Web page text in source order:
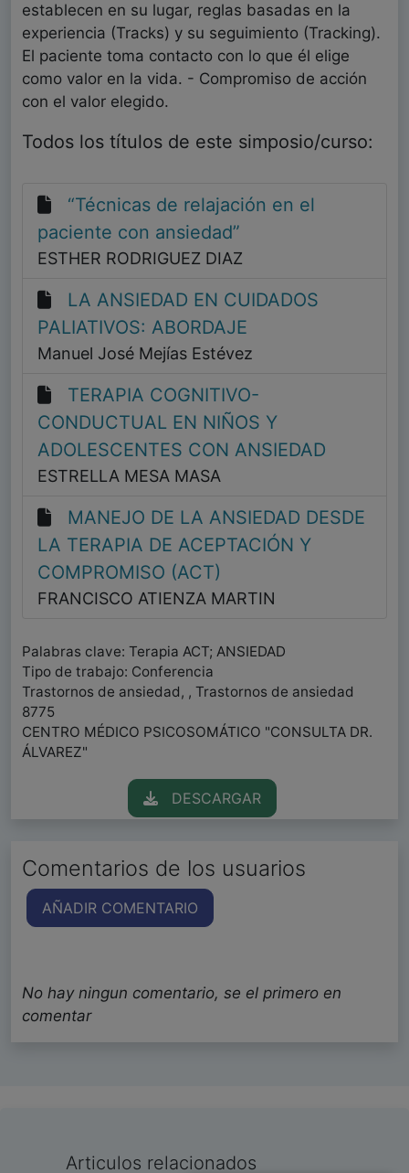
establecen en su lugar, reglas basadas en la
experiencia (Tracks) y su seguimiento (Tracking).
El paciente toma contacto con lo que él elige
como valor en la vida. - Compromiso de acción
con el valor elegido.
Todos los títulos de este simposio/curso:
“Técnicas de relajación en el
paciente con ansiedad”
ESTHER RODRIGUEZ DIAZ
LA ANSIEDAD EN CUIDADOS
PALIATIVOS: ABORDAJE
Manuel José Mejías Estévez
TERAPIA COGNITIVO-
CONDUCTUAL EN NIÑOS Y
ADOLESCENTES CON ANSIEDAD
ESTRELLA MESA MASA
MANEJO DE LA ANSIEDAD DESDE
LA TERAPIA DE ACEPTACIÓN Y
COMPROMISO (ACT)
FRANCISCO ATIENZA MARTIN
Palabras clave: Terapia ACT; ANSIEDAD
Tipo de trabajo: Conferencia
Trastornos de ansiedad, , Trastornos de ansiedad
8775
CENTRO MÉDICO PSICOSOMÁTICO "CONSULTA DR.
ÁLVAREZ"
DESCARGAR
Comentarios de los usuarios
AÑADIR COMENTARIO
No hay ningun comentario, se el primero en
comentar
Articulos relacionados